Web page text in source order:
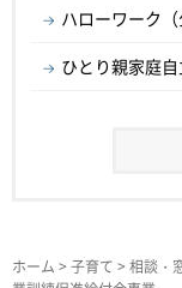
ハローワーク（
ひとり親家庭
ホーム > 子育て > 相談・